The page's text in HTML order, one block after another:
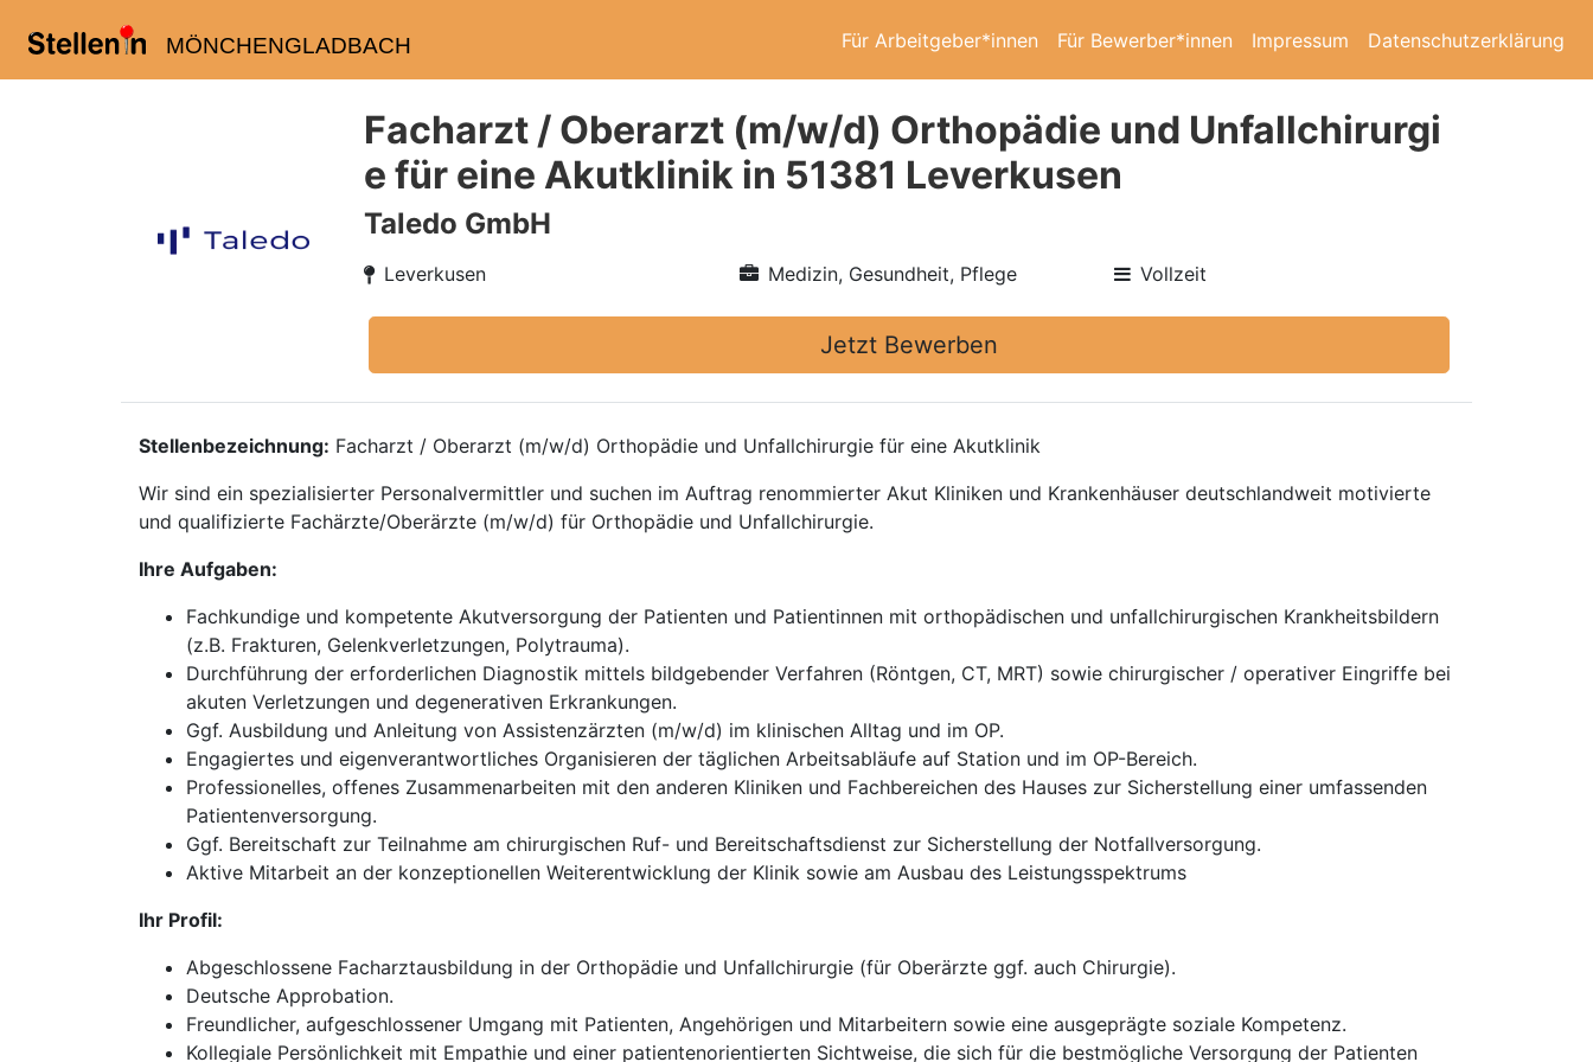
MÖNCHENGLADBACH Für Arbeitgeber*innen Für Bewerber*innen Impressum Datenschutzerklärung
Facharzt / Oberarzt (m/w/d) Orthopädie und Unfallchirurgi
e für eine Akutklinik in 51381 Leverkusen
Taledo GmbH
Leverkusen Medizin, Gesundheit, Pflege Vollzeit
Jetzt Bewerben
Stellenbezeichnung: Facharzt / Oberarzt (m/w/d) Orthopädie und Unfallchirurgie für eine Akutklinik
Wir sind ein spezialisierter Personalvermittler und suchen im Auftrag renommierter Akut Kliniken und Krankenhäuser deutschlandweit motivierte
und qualifizierte Fachärzte/Oberärzte (m/w/d) für Orthopädie und Unfallchirurgie.
Ihre Aufgaben:
Fachkundige und kompetente Akutversorgung der Patienten und Patientinnen mit orthopädischen und unfallchirurgischen Krankheitsbildern
(z.B. Frakturen, Gelenkverletzungen, Polytrauma).
Durchführung der erforderlichen Diagnostik mittels bildgebender Verfahren (Röntgen, CT, MRT) sowie chirurgischer / operativer Eingriffe bei
akuten Verletzungen und degenerativen Erkrankungen.
Ggf. Ausbildung und Anleitung von Assistenzärzten (m/w/d) im klinischen Alltag und im OP.
Engagiertes und eigenverantwortliches Organisieren der täglichen Arbeitsabläufe auf Station und im OP-Bereich.
Professionelles, offenes Zusammenarbeiten mit den anderen Kliniken und Fachbereichen des Hauses zur Sicherstellung einer umfassenden
Patientenversorgung.
Ggf. Bereitschaft zur Teilnahme am chirurgischen Ruf- und Bereitschaftsdienst zur Sicherstellung der Notfallversorgung.
Aktive Mitarbeit an der konzeptionellen Weiterentwicklung der Klinik sowie am Ausbau des Leistungsspektrums
Ihr Profil:
Abgeschlossene Facharztausbildung in der Orthopädie und Unfallchirurgie (für Oberärzte ggf. auch Chirurgie).
Deutsche Approbation.
Freundlicher, aufgeschlossener Umgang mit Patienten, Angehörigen und Mitarbeitern sowie eine ausgeprägte soziale Kompetenz.
Kollegiale Persönlichkeit mit Empathie und einer patientenorientierten Sichtweise, die sich für die bestmögliche Versorgung der Patienten